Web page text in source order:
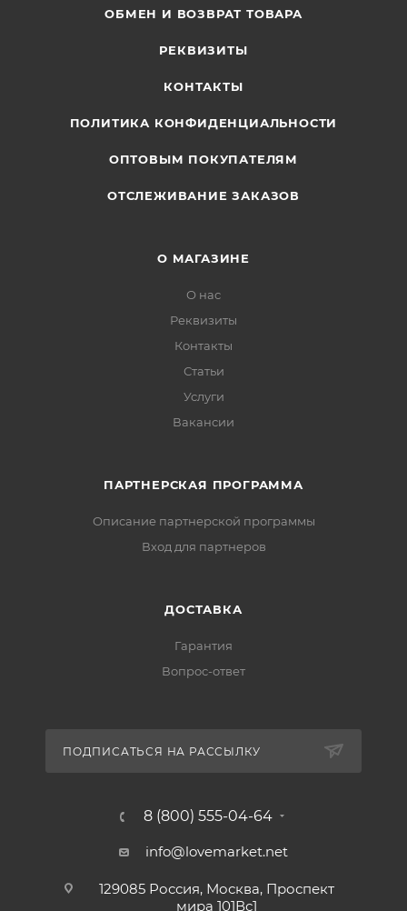
ОБМЕН И ВОЗВРАТ ТОВАРА
РЕКВИЗИТЫ
КОНТАКТЫ
ПОЛИТИКА КОНФИДЕНЦИАЛЬНОСТИ
ОПТОВЫМ ПОКУПАТЕЛЯМ
ОТСЛЕЖИВАНИЕ ЗАКАЗОВ
О МАГАЗИНЕ
О нас
Реквизиты
Контакты
Статьи
Услуги
Вакансии
ПАРТНЕРСКАЯ ПРОГРАММА
Описание партнерской программы
Вход для партнеров
ДОСТАВКА
Гарантия
Вопрос-ответ
ПОДПИСАТЬСЯ НА РАССЫЛКУ
8 (800) 555-04-64
info@lovemarket.net
129085 Россия, Москва, Проспект
мира 101Вс1